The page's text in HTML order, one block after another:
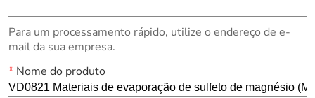
Para um processamento rápido, utilize o endereço de e-
mail da sua empresa.
*Nome do produto